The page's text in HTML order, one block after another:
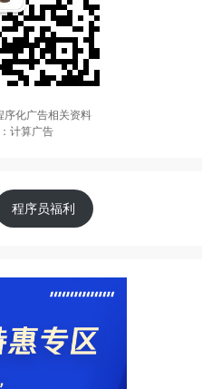
序化广告相关资料
计算广告
程序员福利